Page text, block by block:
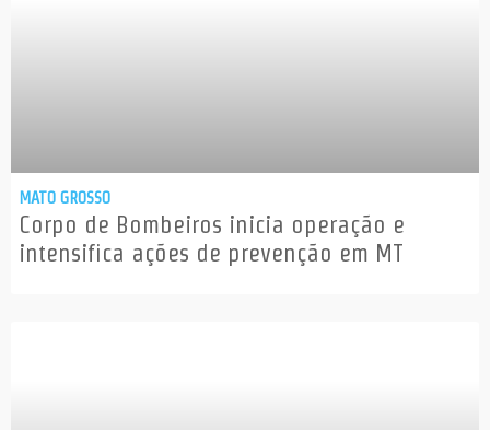
MATO GROSSO
Corpo de Bombeiros inicia operação e
intensifica ações de prevenção em MT